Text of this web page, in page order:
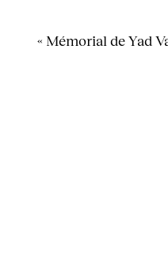
« Mémorial de Yad